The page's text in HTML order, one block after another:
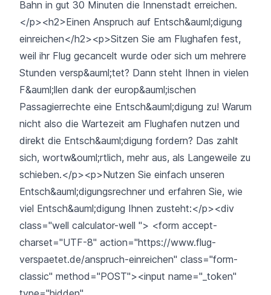
Bahn in gut 30 Minuten die Innenstadt erreichen.
</p><h2>Einen Anspruch auf Entsch&auml;digung
einreichen</h2><p>Sitzen Sie am Flughafen fest,
weil ihr Flug gecancelt wurde oder sich um mehrere
Stunden versp&auml;tet? Dann steht Ihnen in vielen
F&auml;llen dank der europ&auml;ischen
Passagierrechte eine Entsch&auml;digung zu! Warum
nicht also die Wartezeit am Flughafen nutzen und
direkt die Entsch&auml;digung fordern? Das zahlt
sich, wortw&ouml;rtlich, mehr aus, als Langeweile zu
schieben.</p><p>Nutzen Sie einfach unseren
Entsch&auml;digungsrechner und erfahren Sie, wie
viel Entsch&auml;digung Ihnen zusteht:</p><div
class="well calculator-well "> <form accept-
charset="UTF-8" action="https://www.flug-
verspaetet.de/anspruch-einreichen" class="form-
classic" method="POST"><input name="_token"